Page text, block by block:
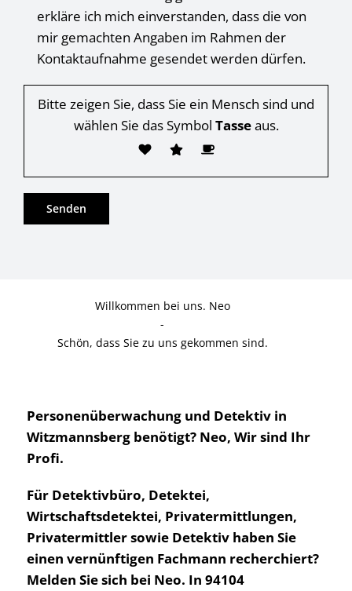
erkläre ich mich einverstanden, dass die von
mir gemachten Angaben im Rahmen der
Kontaktaufnahme gesendet werden dürfen.
Bitte zeigen Sie, dass Sie ein Mensch sind und
wählen Sie das Symbol Tasseaus.
Willkommen bei uns. Neo
-
Schön, dass Sie zu uns gekommen sind.
Personenüberwachung und Detektiv in
Witzmannsberg benötigt? Neo, Wir sind Ihr
Profi.
Für Detektivbüro, Detektei,
Wirtschaftsdetektei, Privatermittlungen,
Privatermittler sowie Detektiv haben Sie
einen vernünftigen Fachmann recherchiert?
Melden Sie sich bei Neo. In 94104